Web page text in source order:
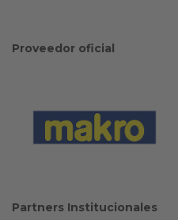
Proveedor oficial
Partners Institucionales